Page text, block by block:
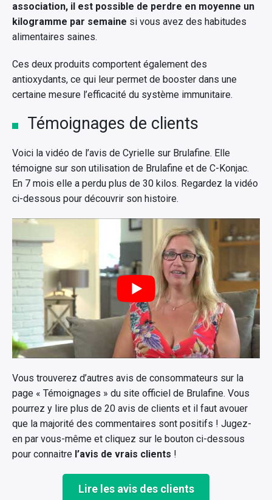
association, il est possible de perdre en moyenne un
kilogramme par semaine si vous avez des habitudes
alimentaires saines.
Ces deux produits comportent également des
antioxydants, ce qui leur permet de booster dans une
certaine mesure l’efficacité du système immunitaire.
Témoignages de clients
Voici la vidéo de l’avis de Cyrielle sur Brulafine. Elle
témoigne sur son utilisation de Brulafine et de C-Konjac.
En 7 mois elle a perdu plus de 30 kilos. Regardez la vidéo
ci-dessous pour découvrir son histoire.
Vous trouverez d’autres avis de consommateurs sur la
page « Témoignages » du site officiel de Brulafine. Vous
pourrez y lire plus de 20 avis de clients et il faut avouer
que la majorité des commentaires sont positifs ! Jugez-
en par vous-même et cliquez sur le bouton ci-dessous
pour connaitre l’avis de vrais clients !
Lire les avis des clients